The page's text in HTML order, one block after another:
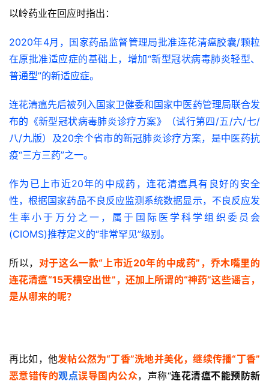
以岭药业在回应时指出：
2020年4月，国家药品监督管理局批准连花清瘟胶囊/颗粒
在原批准适应症的基础上，增加“新型冠状病毒肺炎轻型、
普通型”的新适应症。
连花清瘟先后被列入国家卫健委和国家中医药管理局联合发
布的《新型冠状病毒肺炎诊疗方案》（试行第四/五/六/七/
八/九版）及20余个省市的新冠肺炎诊疗方案，是中医药抗
疫“三方三药”之一。
作为已上市近20年的中成药，连花清瘟具有良好的安全
性，根据国家药品不良反应监测系统数据显示，不良反应发
生率小于万分之一，属于国际医学科学组织委员会
(CIOMS)推荐定义的“非常罕见”级别。
所以， 对于这么一款“上市近20年的中成药”，乔木嘴里的
连花清瘟“15天横空出世”，还加上所谓的“神药”这些谣言，
是从哪来的呢？
再比如，他发帖公然为“丁香”洗地并美化，继续传播“丁香”
恶意错传的观点误导国内公众，声称“连花清瘟不能预防新